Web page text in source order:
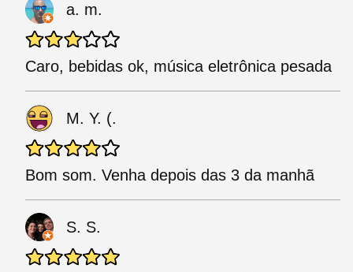
a. m.
Caro, bebidas ok, música eletrônica pesada
M. Y. (.
Bom som. Venha depois das 3 da manhã
S. S.